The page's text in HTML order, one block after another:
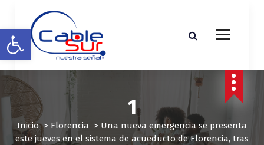
Abrir barra de herramientas
l
a
r
1
Inicio> Florencia > Una nueva emergencia se presenta
este jueves en el sistema de acueducto de Florencia, tras